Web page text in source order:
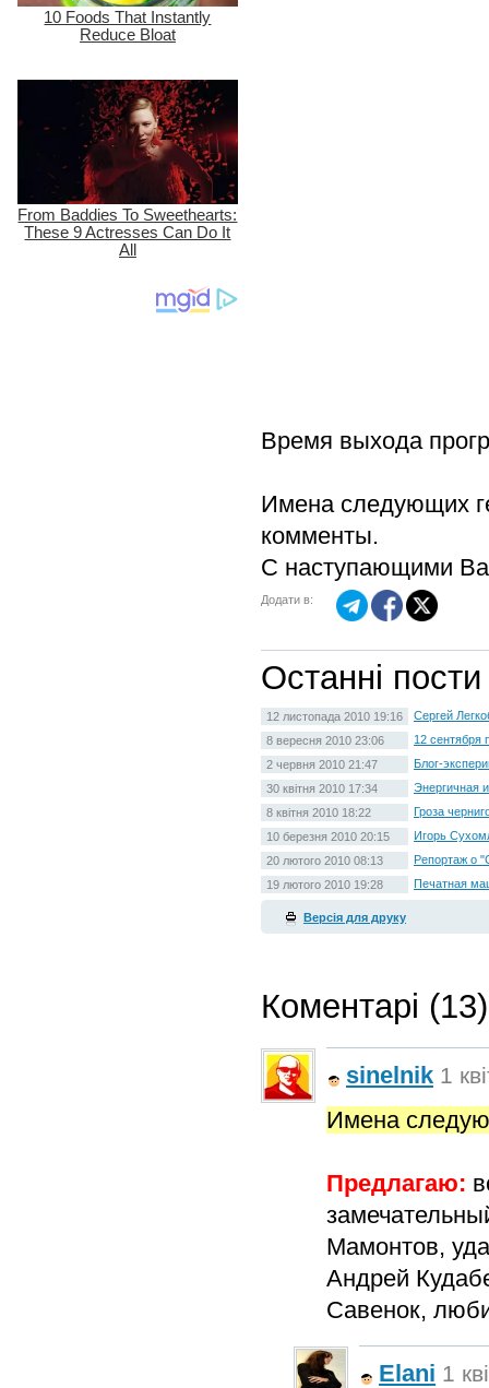
Время выхода
Имена следующих
комменты.
С наступающими
Додати в:
Останні
12 листопада 2010 19:16
Сергей
8 вересня 2010 23:06
12 сентября
2 червня 2010 21:47
Блог-
30 квітня 2010 17:34
Энергичная
8 квітня 2010 18:22
Гроза
10 березня 2010 20:15
Игорь
20 лютого 2010 08:13
Репортаж о
19 лютого 2010 19:28
Печатная
Версія для друку
Коментарі (13)
sinelnik 1
Имена
Предлагаю:
Мамонтов,
Андрей
Савенок,
Elani 1